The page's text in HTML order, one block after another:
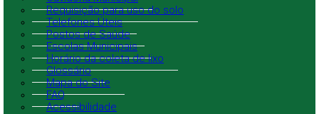
Requisição para uso do solo
Telefones Úteis
Postos de Saúde
Escolas Municipais
Horário da coleta de lixo
Glossário
Mapa do Site
FAQ
Acessibilidade